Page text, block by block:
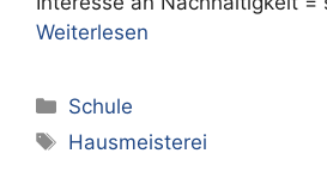
Weiterlesen
Kategorien
Schule
Schlagwörter
Hausmeisterei